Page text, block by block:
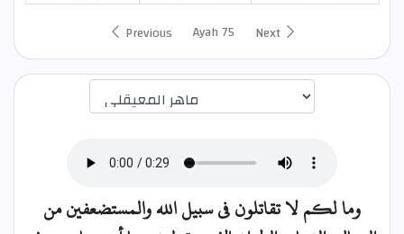
Previous
Ayah 75 Next
وما لكم لا تقاتلون في سبيل الله والمستضعفين من